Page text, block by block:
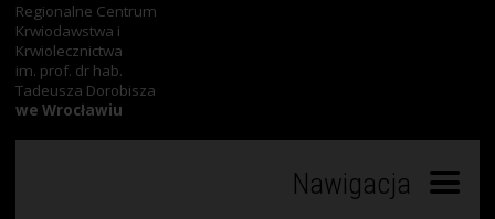
Regionalne Centrum
Krwiodawstwa i
Krwiolecznictwa
im. prof. dr hab.
Tadeusza Dorobisza
we Wrocławiu
Nawigacja